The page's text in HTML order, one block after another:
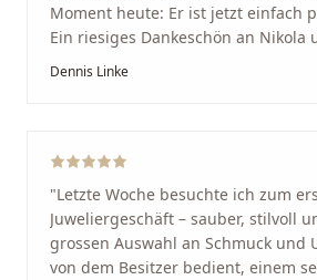
Moment heute: Er ist jetzt einfach
Ein riesiges Dankeschön an Nikola
Vom ersten Termin an wurden wir
Arbeit und seine Kunden wirklich
Service und echte Herzlichkeit
richtig."
Dennis Linke
"Letzte Woche besuchte ich zum
Juweliergeschäft – sauber, stilvoll
grossen Auswahl an Schmuck und
von dem Besitzer bedient, einem